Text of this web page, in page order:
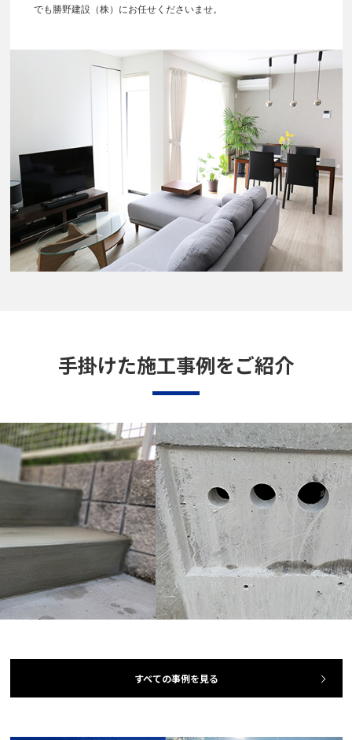
でも勝野建設（株）にお任せくださいませ。
手掛けた施工事例をご紹介
すべての事例を見る